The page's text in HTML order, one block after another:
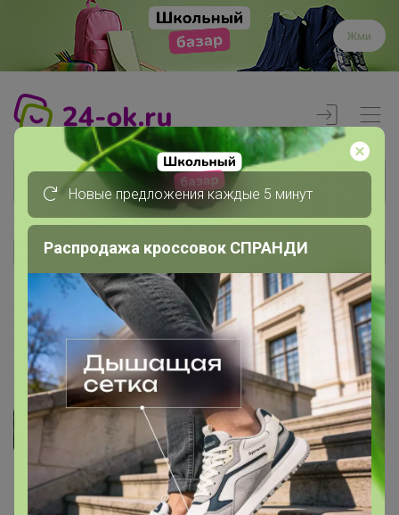
Жми
Главная
Члены клуба
Shulman
Shulman
Профессионал СП
Новые предложения каждые 5 минут
Распродажа кроссовок СПРАНДИ